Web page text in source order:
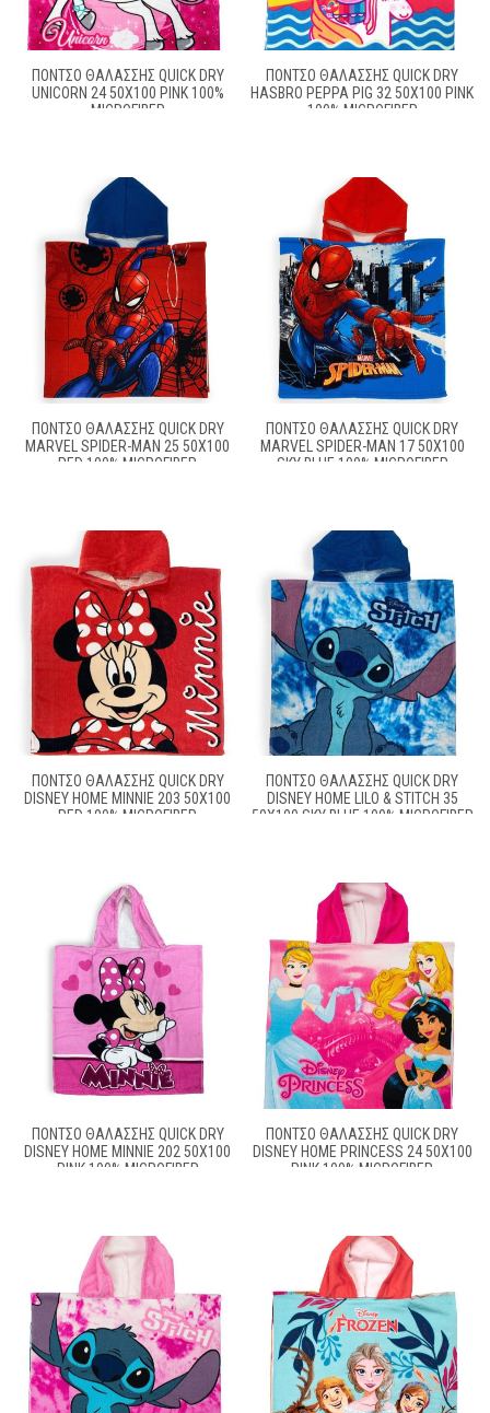
ΠΌΝΤΣΟ ΘΑΛΆΣΣΗΣ QUICK DRY
UNICORN 24 50X100 PINK 100%
MICROFIBER
ΠΌΝΤΣΟ ΘΑΛΆΣΣΗΣ QUICK DRY
HASBRO PEPPA PIG 32 50X100 PINK
100% MICROFIBER
ΠΌΝΤΣΟ ΘΑΛΆΣΣΗΣ QUICK DRY
MARVEL SPIDER-MAN 25 50X100
RED 100% MICROFIBER
ΠΌΝΤΣΟ ΘΑΛΆΣΣΗΣ QUICK DRY
MARVEL SPIDER-MAN 17 50X100
SKY BLUE 100% MICROFIBER
ΠΌΝΤΣΟ ΘΑΛΆΣΣΗΣ QUICK DRY
DISNEY HOME MINNIE 203 50X100
RED 100% MICROFIBER
ΠΌΝΤΣΟ ΘΑΛΆΣΣΗΣ QUICK DRY
DISNEY HOME LILO & STITCH 35
50X100 SKY BLUE 100% MICROFIBER
ΠΌΝΤΣΟ ΘΑΛΆΣΣΗΣ QUICK DRY
DISNEY HOME MINNIE 202 50X100
PINK 100% MICROFIBER
ΠΌΝΤΣΟ ΘΑΛΆΣΣΗΣ QUICK DRY
DISNEY HOME PRINCESS 24 50X100
PINK 100% MICROFIBER